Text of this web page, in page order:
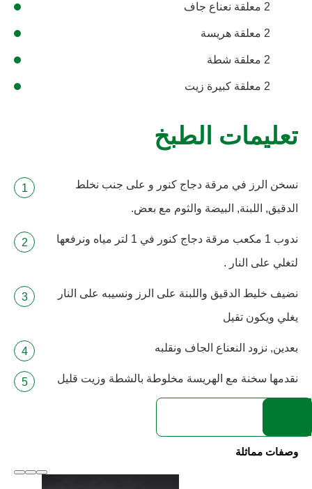
2 معلقة نعناع جاف
2 معلقة هريسة
2 معلقة شطة
2 معلقة كبيرة زيت
تعليمات الطبخ
نسخن الرز في مرقة دجاج كنور و على جنب نخلط
الدقيق, اللبنة, البيضة والثوم مع بعض.
ندوب 1 مكعب مرقة دجاج كنور في 1 لتر مياه ونرفعها
لتغلي على النار .
نضيف خليط الدقيق واللبنة على الرز ونسيبه على النار
يغلي ويكون تقيل
بعدين, نزود النعناع الجاف ونقلبه
نقدمها سخنة مع الهريسة مخلوطة بالشطة وزيت قليل
وصفات مماثلة